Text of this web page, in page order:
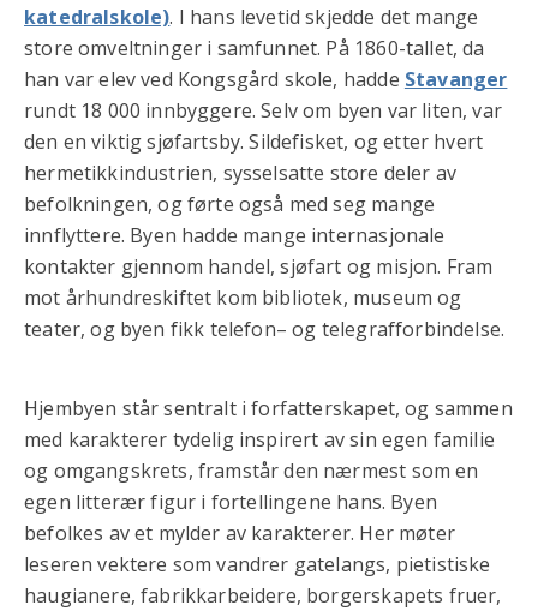
katedralskole). I hans levetid skjedde det mange
store omveltninger i samfunnet. På 1860-tallet, da
han var elev ved Kongsgård skole, hadde Stavanger
rundt 18 000 innbyggere. Selv om byen var liten, var
den en viktig sjøfartsby. Sildefisket, og etter hvert
hermetikkindustrien, sysselsatte store deler av
befolkningen, og førte også med seg mange
innflyttere. Byen hadde mange internasjonale
kontakter gjennom handel, sjøfart og misjon. Fram
mot århundreskiftet kom bibliotek, museum og
teater, og byen fikk telefon– og telegrafforbindelse.
Hjembyen står sentralt i forfatterskapet, og sammen
med karakterer tydelig inspirert av sin egen familie
og omgangskrets, framstår den nærmest som en
egen litterær figur i fortellingene hans. Byen
befolkes av et mylder av karakterer. Her møter
leseren vektere som vandrer gatelangs, pietistiske
haugianere, fabrikkarbeidere, borgerskapets fruer,